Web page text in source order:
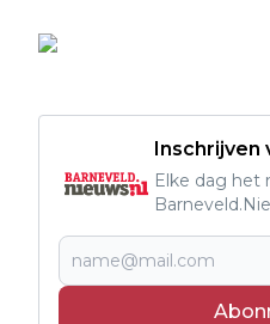
Inschrijven
Elke dag het